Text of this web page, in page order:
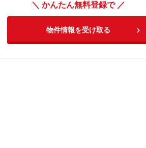
＼ かんたん無料登録で ／
物件情報を受け取る